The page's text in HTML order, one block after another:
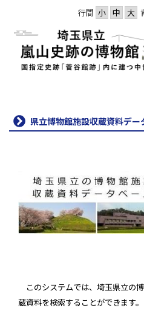
行間
県立博物館施設収蔵資料デー
このシステムでは、埼玉県立の
蔵資料を検索することができます。